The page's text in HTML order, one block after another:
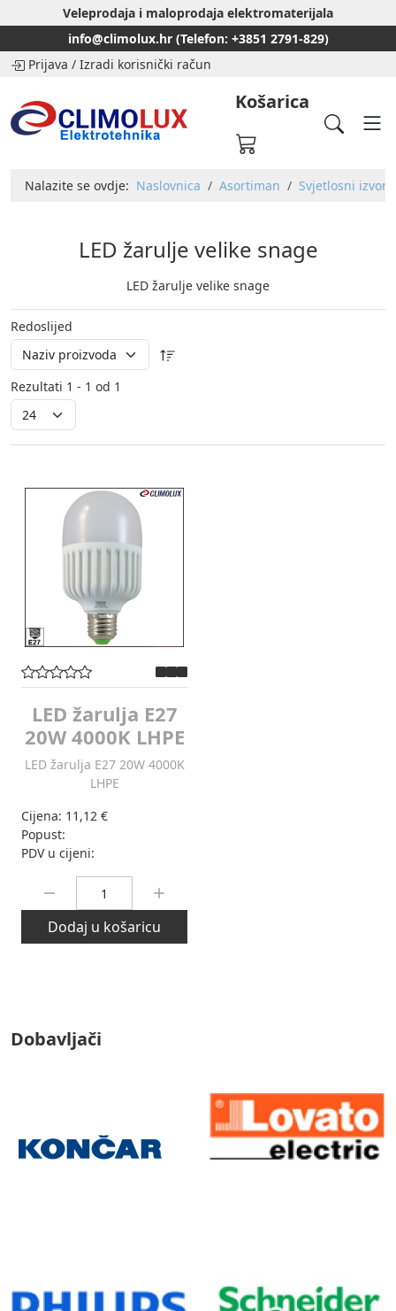
Veleprodaja i maloprodaja elektromaterijala
info@climolux.hr (Telefon: +3851 2791-829)
Prijava / Izradi korisnički račun
Košarica
Nalazite se ovdje: Naslovnica Asortiman Svjetlosni izvori
LED žarulje velike snage
LED žarulje velike snage
Redoslijed
Rezultati 1 - 1 od 1
LED žarulja E27
20W 4000K LHPE
LED žarulja E27 20W 4000K
LHPE
Cijena: 11,12 €
Popust:
PDV u cijeni:
Dodaj u košaricu
Dobavljači